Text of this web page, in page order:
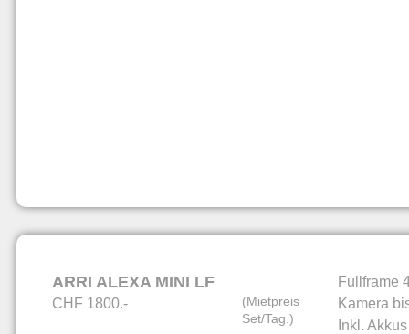
ARRI ALEXA MINI LF
CHF 1800.-
(Mietpreis
Set/Tag.)
Fullframe
Kamera
Inkl.